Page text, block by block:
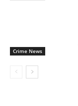
Crime News